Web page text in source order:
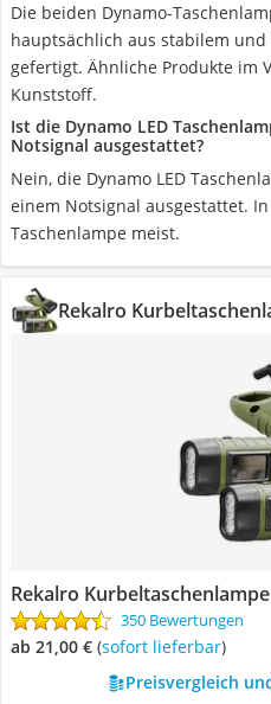
Die beiden Dynamo-
hauptsächlich aus stabilem
gefertigt. Ähnliche Produkte im
Kunststoff.
Ist die Dynamo LED
Notsignal ausgestattet?
Nein, die Dynamo LED
einem Notsignal ausgestattet.
Taschenlampe meist.
Rekalro
Rekalro Kurbeltaschenlampe
350 Bewertungen
ab 21,00 € ( Sofort lieferbar)
Preisvergleich